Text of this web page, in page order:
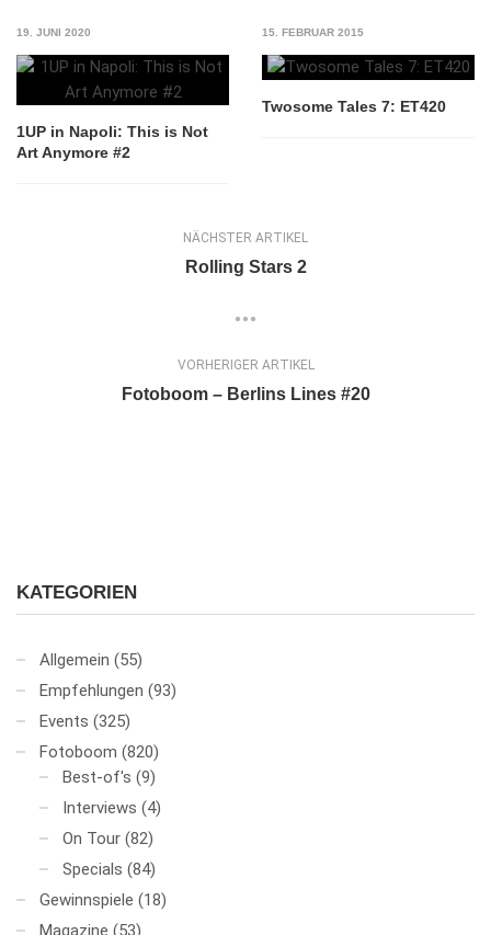
19. JUNI 2020
1UP in Napoli: This is Not
Art Anymore #2
15. FEBRUAR 2015
Twosome Tales 7: ET420
NÄCHSTER ARTIKEL
Rolling Stars 2
VORHERIGER ARTIKEL
Fotoboom – Berlins Lines #20
KATEGORIEN
Allgemein (55)
Empfehlungen (93)
Events (325)
Fotoboom (820)
Best-of's (9)
Interviews (4)
On Tour (82)
Specials (84)
Gewinnspiele (18)
Magazine (53)